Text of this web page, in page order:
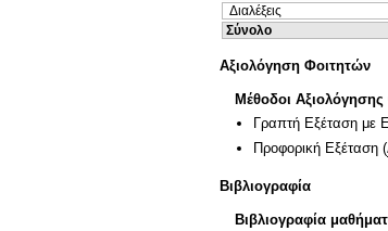
Διαλέξεις
Σύνολο
Αξιολόγηση Φοιτητών
Μέθοδοι
Γραπτή Εξέταση με
Προφορική Εξέταση (
Βιβλιογραφία
Βιβλιογραφία